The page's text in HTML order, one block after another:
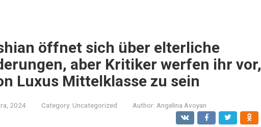
öffnet sich über elterliche
aber Kritiker werfen ihr vor,
Luxus Mittelklasse zu sein
2024 Category: Uncategorized Author: Angelina Avoyan